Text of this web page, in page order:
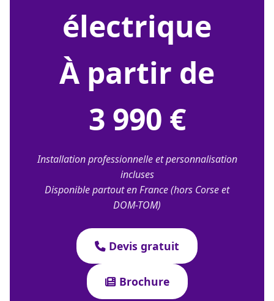
électrique
À partir de
3 990 €
Installation professionnelle et personnalisation
incluses
Disponible partout en France (hors Corse et
DOM-TOM)
Devis gratuit
Brochure